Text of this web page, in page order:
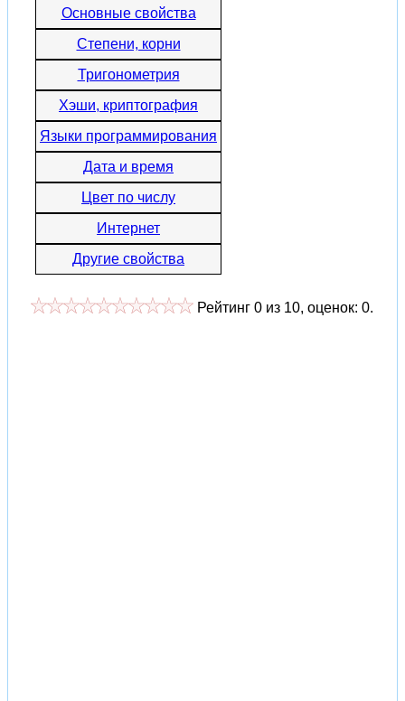
Основные свойства
Степени, корни
Тригонометрия
Хэши, криптография
Языки программирования
Дата и время
Цвет по числу
Интернет
Другие свойства
Рейтинг 0 из 10, оценок: 0.